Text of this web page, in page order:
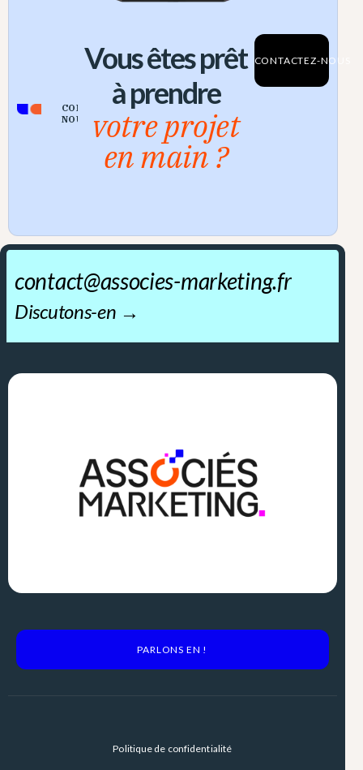
CONTACTEZ-
NOUS
Vous êtes prêt
à prendre
votre projet
en main ?
CONTACTEZ-NOUS
contact@associes-marketing.fr
Discutons-en →
PARLONS EN !
Politique de confidentialité